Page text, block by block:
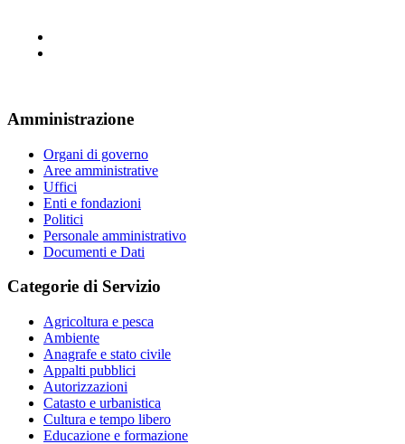
Amministrazione
Organi di governo
Aree amministrative
Uffici
Enti e fondazioni
Politici
Personale amministrativo
Documenti e Dati
Categorie di Servizio
Agricoltura e pesca
Ambiente
Anagrafe e stato civile
Appalti pubblici
Autorizzazioni
Catasto e urbanistica
Cultura e tempo libero
Educazione e formazione